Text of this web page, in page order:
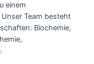
einem
Team besteht
Biochemie,